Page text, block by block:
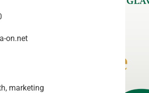
on.net
marketing